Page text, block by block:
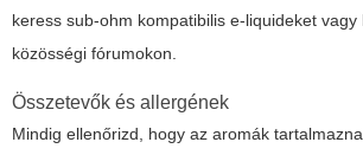
keress sub-ohm kompatibilis e-liquideket vagy
közösségi fórumokon.
Összetevők és allergének
Mindig ellenőrizd, hogy az aromák